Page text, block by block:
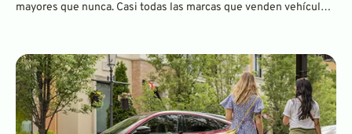
mayores que nunca. Casi todas las marcas que venden vehículos
paso atrás. Analizamos el estado de la industria.